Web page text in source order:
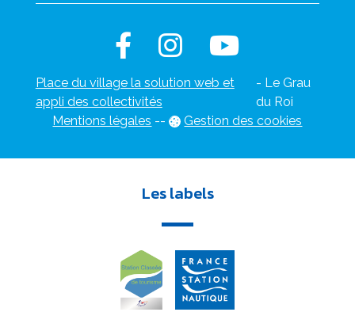
Place du village la solution web et
appli des collectivités
- Le Grau
du Roi
Mentions légales -- Gestion des cookies
Les labels